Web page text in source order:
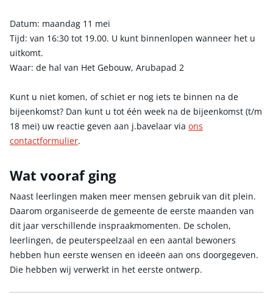
Datum: maandag 11 mei
Tijd: van 16:30 tot 19.00. U kunt binnenlopen wanneer het u
uitkomt.
Waar: de hal van Het Gebouw, Arubapad 2
Kunt u niet komen, of schiet er nog iets te binnen na de
bijeenkomst? Dan kunt u tot één week na de bijeenkomst (t/m
18 mei) uw reactie geven aan j.bavelaar via ons
contactformulier.
Wat vooraf ging
Naast leerlingen maken meer mensen gebruik van dit plein.
Daarom organiseerde de gemeente de eerste maanden van
dit jaar verschillende inspraakmomenten. De scholen,
leerlingen, de peuterspeelzaal en een aantal bewoners
hebben hun eerste wensen en ideeën aan ons doorgegeven.
Die hebben wij verwerkt in het eerste ontwerp.